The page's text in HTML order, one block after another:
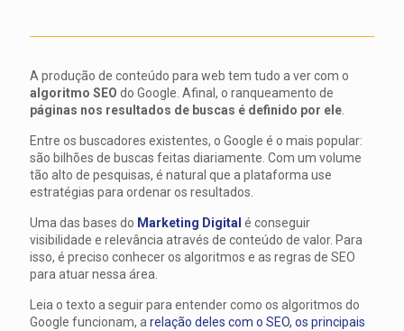
A produção de conteúdo para web tem tudo a ver com o
algoritmo SEO do Google. Afinal, o ranqueamento de
páginas nos resultados de buscas é definido por ele
Entre os buscadores existentes, o Google é o mais popular:
são bilhões de buscas feitas diariamente. Com um volume
tão alto de pesquisas, é natural que a plataforma use
estratégias para ordenar os resultados.
Uma das bases do Marketing Digital é conseguir
visibilidade e relevância através de conteúdo de valor. Para
isso, é preciso conhecer os algoritmos e as regras de SEO
para atuar nessa área.
Leia o texto a seguir para entender como os algoritmos do
Google funcionam, a relação deles com o SEO, os principais